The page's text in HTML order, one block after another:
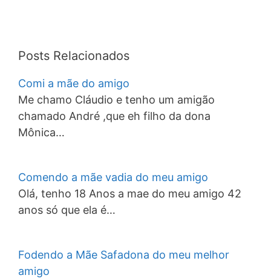
Posts Relacionados
Comi a mãe do amigo
Me chamo Cláudio e tenho um amigão
chamado André ,que eh filho da dona
Mônica…
Comendo a mãe vadia do meu amigo
Olá, tenho 18 Anos a mae do meu amigo 42
anos só que ela é…
Fodendo a Mãe Safadona do meu melhor
amigo